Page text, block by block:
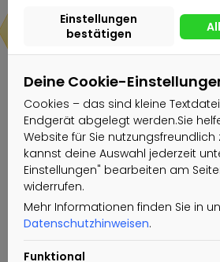
Deine Cookie-
Cookies – das sind kleine
Endgerät abgelegt werden.Sie
Website für Sie nutzungsfreundlich
kannst deine Auswahl jederzeit
Einstellungen" bearbeiten am
widerrufen.
Mehr Informationen finden Sie in
Datenschutzhinweisen.
Funktional
EXCELLENCE CARS
Gewerblicher Nutzer